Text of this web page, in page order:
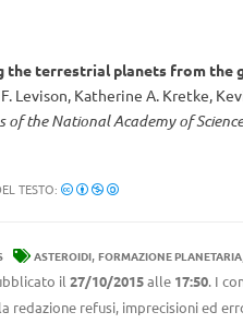
the terrestrial planets from the
Levison, Katherine A. Kretke,
of the National Academy of
TESTO:
ASTEROIDI, FORMAZIONE PLANETARIA
il 27/10/2015alle 17:50. I
redazione refusi, imprecisioni ed